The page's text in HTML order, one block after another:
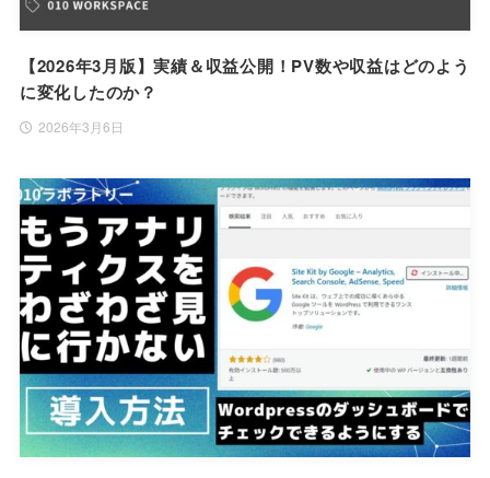
【2026年3月版】実績＆収益公開！PV数や収益はどのよう
に変化したのか？
2026年3月6日